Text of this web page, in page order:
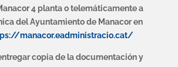
4 planta o telemáticamente a
del Ayuntamiento de Manacor en
manacor.eadministracio.cat/
copia de la documentación y